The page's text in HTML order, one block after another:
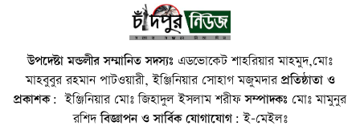
উপদেষ্টা মন্ডলীর সম্মানিত সদস্যঃ এডভোকেট শাহরিয়ার মাহমুদ,মোঃ
মাহবুবুর রহমান পাটওয়ারী, ইঞ্জিনিয়ার সোহাগ মজুমদারপ্রতিষ্ঠাতা ও
প্রকাশক: ইঞ্জিনিয়ার মোঃ জিহাদুল ইসলাম শরীফসম্পাদকঃ মোঃ মামুনুর
রশিদবিজ্ঞাপন ও সার্বিক যোগাযোগ: ই-মেইলঃ